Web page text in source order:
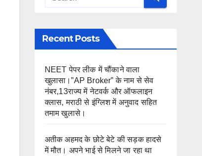
Recent Posts
NEET पेपर लीक में चौंकाने वाला
खुलासा।”AP Broker” के नाम से सेव
नंबर,13राज्य में नेटवर्क और ऑफलाइन
क्लास, मराठी से इंग्लिश में अनुवाद सहित
तमाम खुलासे।
अतीक अहमद के छोटे बेटे की सड़क हादसे
में मौत। अपने भाई से मिलने जा रहा था